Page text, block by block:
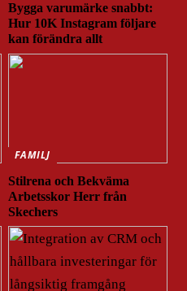
Bygga varumärke snabbt:
Hur 10K Instagram följare
kan förändra allt
FAMILJ
Stilrena och Bekväma
Arbetsskor Herr från
Skechers